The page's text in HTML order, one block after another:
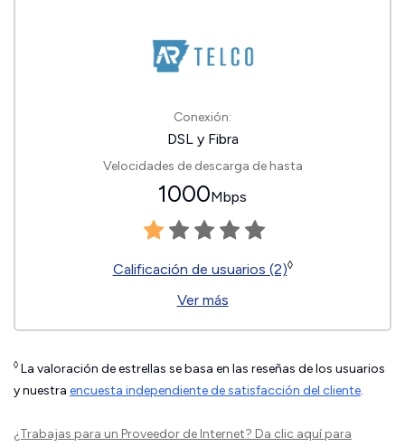
Conexión:
DSL y Fibra
Velocidades de descarga de hasta
1000Mbps
Calificación de usuarios (2)◊
Ver más
◊ La valoración de estrellas se basa en las reseñas de los usuarios
y nuestra encuesta independiente de satisfacción del cliente.
¿Trabajas para un Proveedor de Internet? Da clic aquípara